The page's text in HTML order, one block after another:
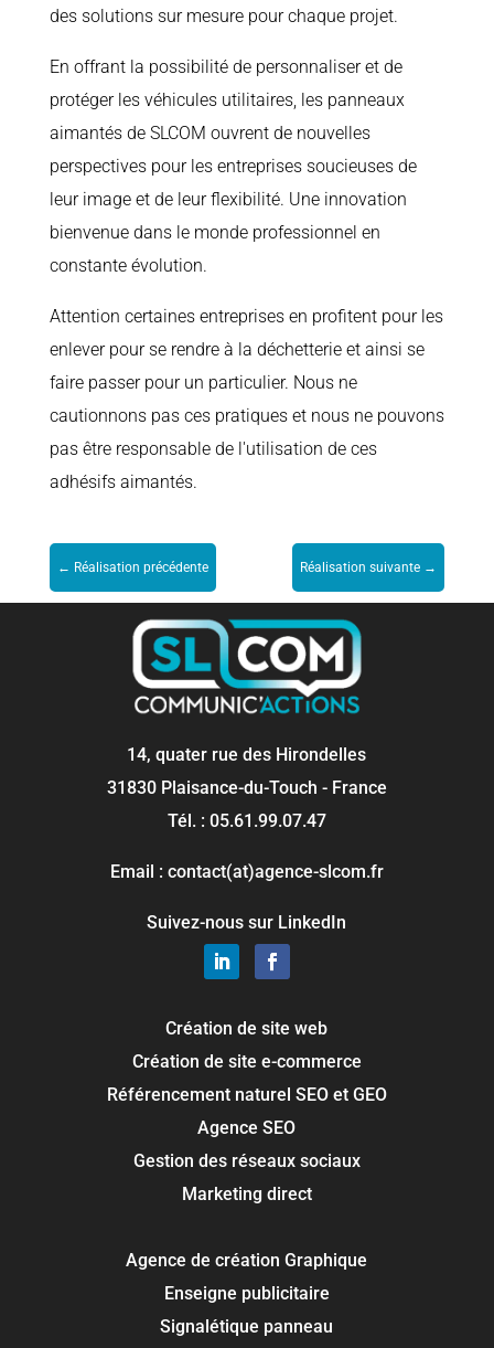
des solutions sur mesure pour chaque projet.
En offrant la possibilité de personnaliser et de
protéger les véhicules utilitaires, les panneaux
aimantés de SLCOM ouvrent de nouvelles
perspectives pour les entreprises soucieuses de
leur image et de leur flexibilité. Une innovation
bienvenue dans le monde professionnel en
constante évolution.
Attention certaines entreprises en profitent pour les
enlever pour se rendre à la déchetterie et ainsi se
faire passer pour un particulier. Nous ne
cautionnons pas ces pratiques et nous ne pouvons
pas être responsable de l'utilisation de ces
adhésifs aimantés.
← Réalisation précédente Réalisation suivante →
14, quater rue des Hirondelles
31830 Plaisance-du-Touch - France
Tél. : 05.61.99.07.47
Email : contact(at)agence-slcom.fr
Suivez-nous sur LinkedIn
Création de site web
Création de site e-commerce
Référencement naturel SEO et GEO
Agence SEO
Gestion des réseaux sociaux
Marketing direct
Agence de création Graphique
Enseigne publicitaire
Signalétique panneau